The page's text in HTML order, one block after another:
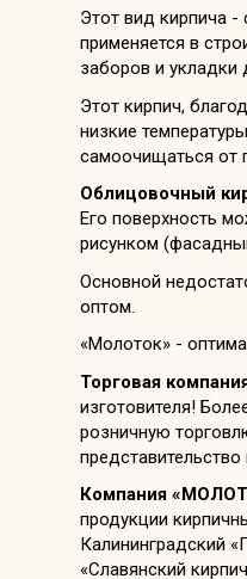
Этот вид кирпича
применяется в
заборов и укладки
Этот кирпич,
низкие
самоочищаться от
Облицовочный
Его поверхность
рисунком
Основной
оптом.
«Молоток» -
Торговая
изготовителя!
розничную
Компания
продукции
Калининградский
«Славянский